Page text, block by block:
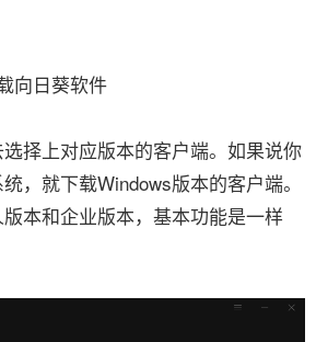
日葵软件
上对应版本的客户端。如果说你
，就下载Windows版本的客户端。
本和企业版本，基本功能是一样